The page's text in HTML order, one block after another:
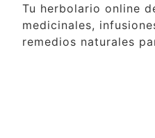
Tu herbolario online
medicinales,
remedios naturales